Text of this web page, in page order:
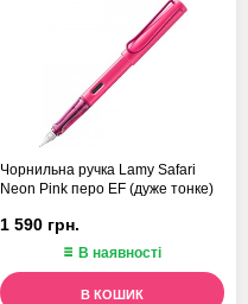
Чорнильна ручка Lamy Safari
Neon Pink перо EF (дуже тонке)
1 590 грн.
В наявності
В КОШИК